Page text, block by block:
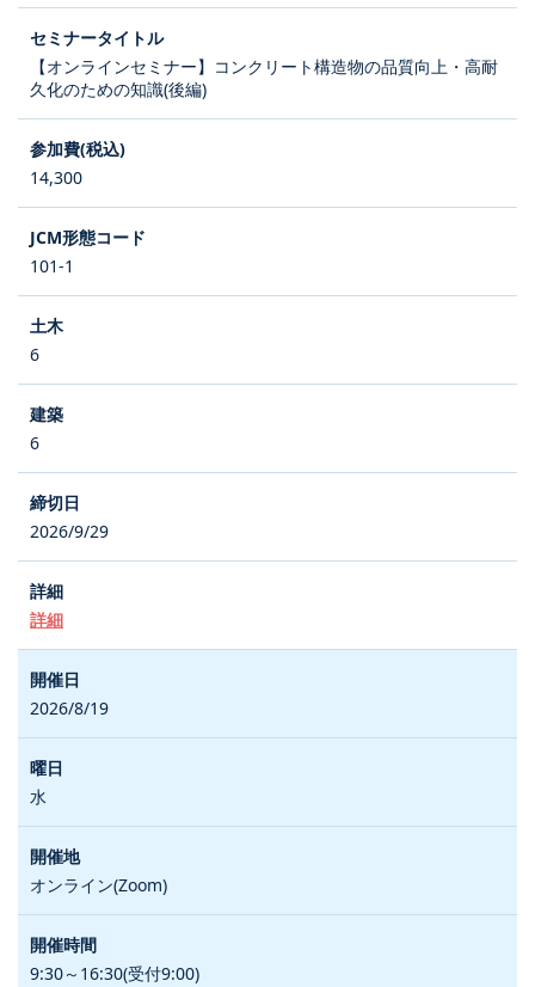
【オンラインセミナー】コンクリート構造物の品質向上・高耐
久化のための知識(後編)
14,300
101-1
6
6
2026/9/29
詳細
2026/8/19
水
オンライン(Zoom)
9:30～16:30(受付9:00)